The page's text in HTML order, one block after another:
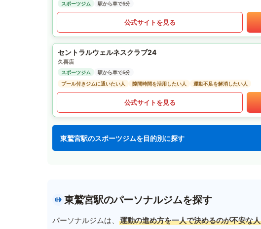
スポーツジム 駅から車で5分
公式サイトを見る
セントラルウェルネスクラブ24
久喜店
スポーツジム
駅から車で5分
プール付きジムに通いたい人
隙間時間を活用したい人 運動不足を解消したい人
公式サイトを見る
東鷲宮駅のスポーツジムを目的別に探す
東鷲宮駅のパーソナルジムを探す
パーソナルジムは、 運動の進め方を一人で決めるのが不安な人